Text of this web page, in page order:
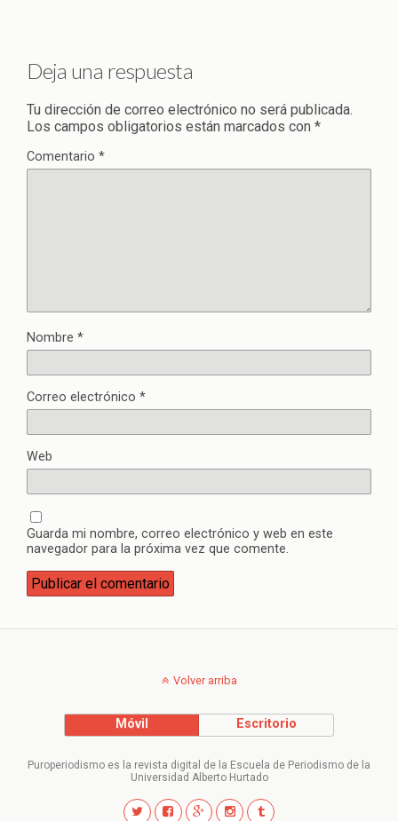
Deja una respuesta
Tu dirección de correo electrónico no será publicada.
Los campos obligatorios están marcados con *
Comentario *
Nombre *
Correo electrónico *
Web
Guarda mi nombre, correo electrónico y web en este
navegador para la próxima vez que comente.
Volver arriba
Móvil Escritorio
Puroperiodismo es la revista digital de la Escuela de Periodismo de la
Universidad Alberto Hurtado